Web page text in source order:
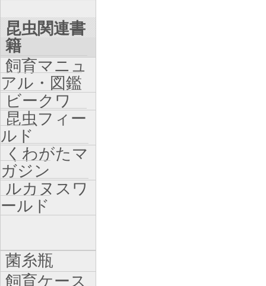
昆虫関連書
籍
飼育マニュ
アル・図鑑
ビークワ
昆虫フィー
ルド
くわがたマ
ガジン
ルカヌスワ
ールド
菌糸瓶
飼育ケース